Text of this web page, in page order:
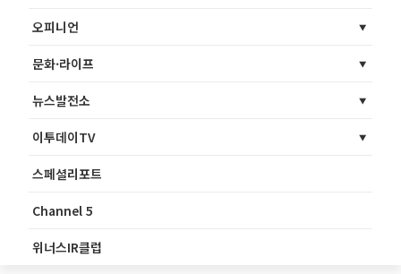
오피니언
문화·라이프
뉴스발전소
이투데이TV
스페셜리포트
Channel 5
위너스IR클럽